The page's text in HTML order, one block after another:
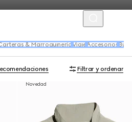
& Marroquinería Viaje Accesorios
Filtrar y ordenar
Novedad